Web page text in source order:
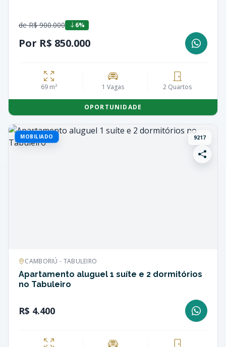
de R$ 900.000 6%
Por R$ 850.000
69 m² 1 Vagas 2 Quartos
OPORTUNIDADE
MOBILIADO 9217
CAMBORIÚ - TABULEIRO
Apartamento aluguel 1 suíte e 2 dormitórios
no Tabuleiro
R$ 4.400